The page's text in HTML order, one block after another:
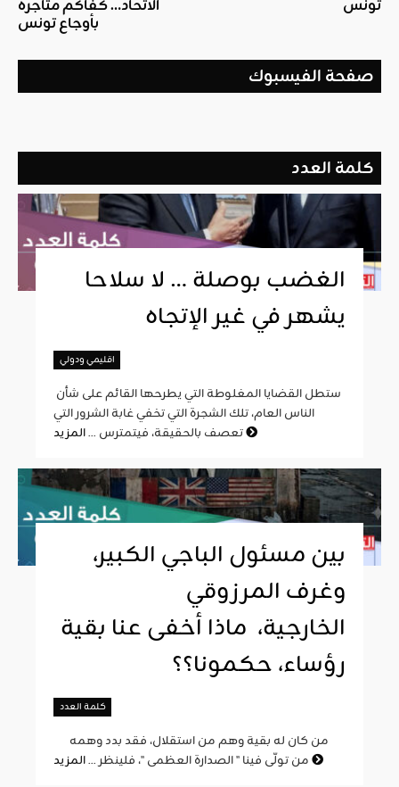
الاتحاد… كفاكم متاجرة
بأوجاع تونس
تونس
صفحة الفيسبوك
كلمة العدد
الغضب بوصلة … لا سلاحا
يشهر في غير الإتجاه
اقليمي ودولي
الناس العام، تلك الشجرة التي تخفي غابة الشرور التي
تعصف بالحقيقة، فيتمترس ...
بين مسئول الباجي الكبير،
وغرف المرزوقي
الخارجية، ماذا أخفى عنا بقية
رؤساء، حكمونا؟؟
كلمة العدد
من تولّى فينا " الصدارة العظمى "، فلينظر ...